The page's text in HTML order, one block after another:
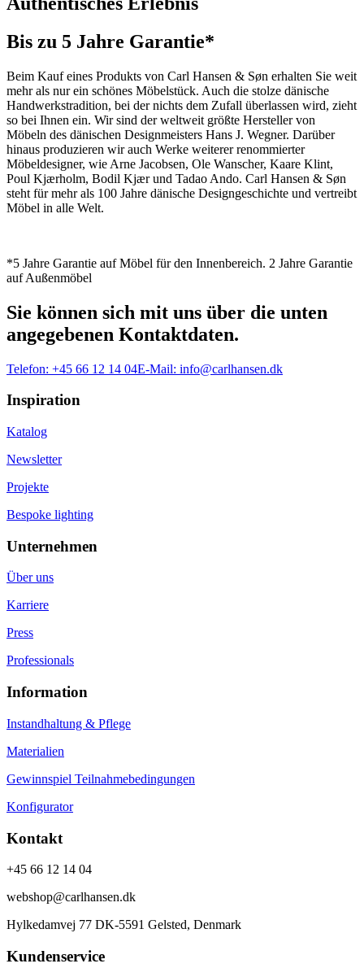
Bis zu 5 Jahre Garantie*
Beim Kauf eines Produkts von Carl Hansen & Søn erhalten Sie weit
mehr als nur ein schönes Möbelstück. Auch die stolze dänische
Handwerkstradition, bei der nichts dem Zufall überlassen wird, zieht
so bei Ihnen ein. Wir sind der weltweit größte Hersteller von
Möbeln des dänischen Designmeisters Hans J. Wegner. Darüber
hinaus produzieren wir auch Werke weiterer renommierter
Möbeldesigner, wie Arne Jacobsen, Ole Wanscher, Kaare Klint,
Poul Kjærholm, Bodil Kjær und Tadao Ando. Carl Hansen & Søn
steht für mehr als 100 Jahre dänische Designgeschichte und vertreibt
Möbel in alle Welt.
*5 Jahre Garantie auf Möbel für den Innenbereich. 2 Jahre Garantie
auf Außenmöbel
Sie können sich mit uns über die unten
angegebenen Kontaktdaten.
Telefon: +45 66 12 14 04E-Mail: info@carlhansen.dk
Inspiration
Katalog
Newsletter
Projekte
Bespoke lighting
Unternehmen
Über uns
Karriere
Press
Professionals
Information
Instandhaltung & Pflege
Materialien
Gewinnspiel Teilnahmebedingungen
Konfigurator
Kontakt
+45 66 12 14 04
webshop@carlhansen.dk
Hylkedamvej 77 DK-5591 Gelsted, Denmark
Kundenservice